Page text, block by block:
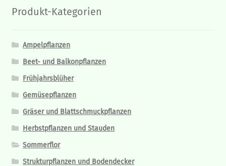
Produkt-Kategorien
Ampelpflanzen
Beet- und Balkonpflanzen
Frühjahrsblüher
Gemüsepflanzen
Gräser und Blattschmuckpflanzen
Herbstpflanzen und Stauden
Sommerflor
Strukturpflanzen und Bodendecker